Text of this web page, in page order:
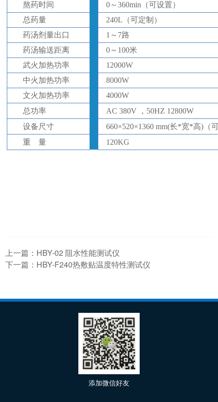
熬药时间 0～360min （可设置）
总药量
240L （可定制 ）
药汤剂量出口 1 ～ 7路
药汤输送距离
0～ 100米
武火加热功率
12000W
中火加热功率
8000W
文火加热功率
4000W
总功率 AC 380V ，50HZ 12800W
设备尺寸
660×520×1360 mm(长*宽*高)（
重
量 1 20KG
上一篇： HBY-02 阻水性能测试仪
下一篇： HBY-F240热敷贴温度特性测试仪
添加微信好友